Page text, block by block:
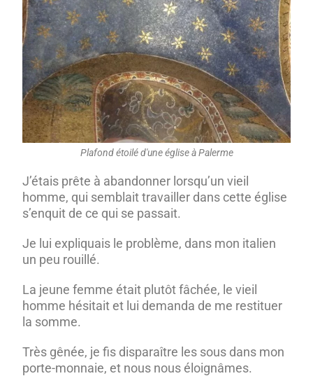
Plafond étoilé d'une église à Palerme
J’étais prête à abandonner lorsqu’un vieil
homme, qui semblait travailler dans cette église
s’enquit de ce qui se passait.
Je lui expliquais le problème, dans mon italien
un peu rouillé.
La jeune femme était plutôt fâchée, le vieil
homme hésitait et lui demanda de me restituer
la somme.
Très gênée, je fis disparaître les sous dans mon
porte-monnaie, et nous nous éloignâmes.